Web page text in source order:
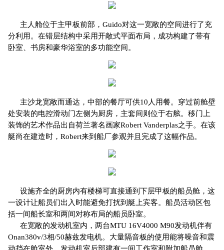
主人舱位于主甲板前部，Guido对这一宽敞的空间进行了充
分利用。在错层结构中采用开敞式平面布局，成功构建了带有
卧室、书房和豪华浴室的多功能空间。
主沙龙宽敞而通达，中部的餐厅可供10人用餐。穿过前舱壁
处安装的电控滑动门左侧为厨房，主套间则位于右舷。移门上
装饰的艺术作品出自荷兰著名画家Robert Vanderplas之手。在该
艇尚在建造时，Robert来到船厂参观并且完成了这幅作品。
设施齐全的厨房内有楼梯可直接通到下层甲板的船员舱，这
一设计让船员们出入时能避免打扰到艇上宾客。船员活动区包
括一间船长室和两间对称布局的船员卧室。
在宽敞的发动机室内，两台MTU 16V4000 M90发动机伴有
Onan380v/3相/50赫兹发电机。大量隔音板的使用能将噪音和震
动挡在舱室外。发动机室后部建有一间工作室和附加船员舱。